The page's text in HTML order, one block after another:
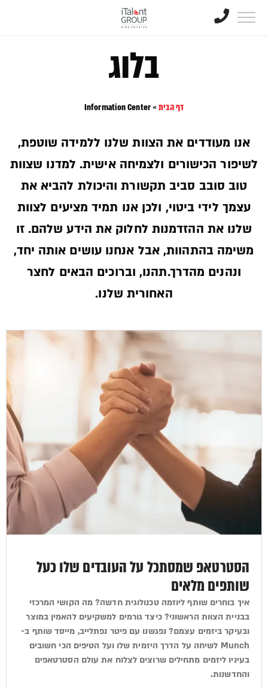
בלוג
דף הבית»
Information Center
אנו מעודדים את הצוות שלנו ללמידה שוטפת,
לשיפור הכישורים ולצמיחה אישית. למדנו שצוות
טוב סובב סביב תקשורת והיכולת להביא את
עצמך לידי ביטוי, ולכן אנו תמיד מציעים לצוות
שלנו את ההזדמנות לחלוק את הידע שלהם. זו
משימה בהתהוות, אבל אנחנו עושים אותה יחד,
ונהנים מהדרך.תהנו, וברוכים הבאים לחצר
האחורית שלנו.­
הסטרטאפ שמסתכל על העובדים שלו כעל
שותפים מלאים
איך בוחרים שותף ליוזמה טכנולוגית חדשה? מה הקושי המרכזי
בבניית הצוות הראשוני? כיצד גורמים למשקיעים להאמין במוצר
ובעיקר ביזמים עצמם? נפגשנו עם פיטר נפתלייב, מייסד שותף ב-
Munch לשיחה על הדרך היזמית שלו ועל הטיפים הכי חשובים
בעיניו ליזמים מתחילים שרוצים לצלוח את עולם הסטרטאפים
והחדשנות.